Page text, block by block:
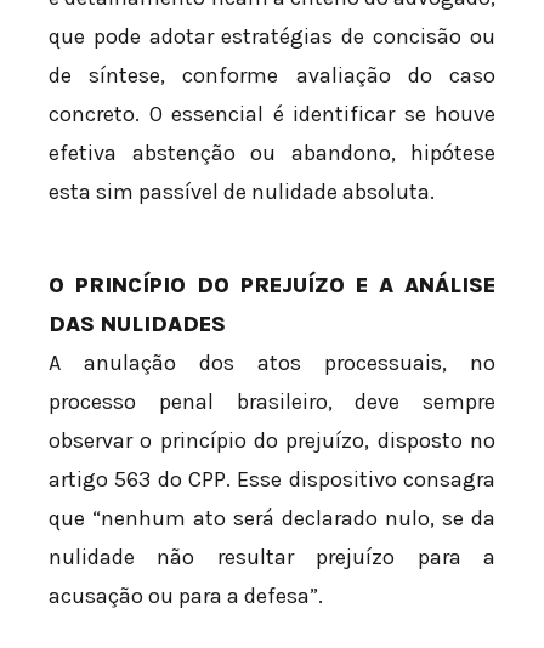
que pode adotar estratégias de concisão ou
de síntese, conforme avaliação do caso
concreto. O essencial é identificar se houve
efetiva abstenção ou abandono, hipótese
esta sim passível de nulidade absoluta.
O PRINCÍPIO DO PREJUÍZO E A ANÁLISE
DAS NULIDADES
A anulação dos atos processuais, no
processo penal brasileiro, deve sempre
observar o princípio do prejuízo, disposto no
artigo 563 do CPP. Esse dispositivo consagra
que “nenhum ato será declarado nulo, se da
nulidade não resultar prejuízo para a
acusação ou para a defesa”.